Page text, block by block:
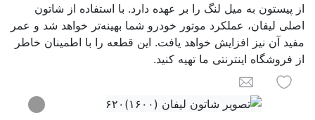
از پیستون به میل لنگ را بر عهده دارد. با استفاده از شاتون
اصلی لیفان، عملکرد موتور خودرو شما بهینه‌تر خواهد شد و عمر
مفید آن نیز افزایش خواهد یافت. این قطعه را با اطمینان خاطر
از فروشگاه اینترنتی ما تهیه کنید.
به لیست علاقه مندی ها اضافه کنید
برای یک دوست ایمیل کنید